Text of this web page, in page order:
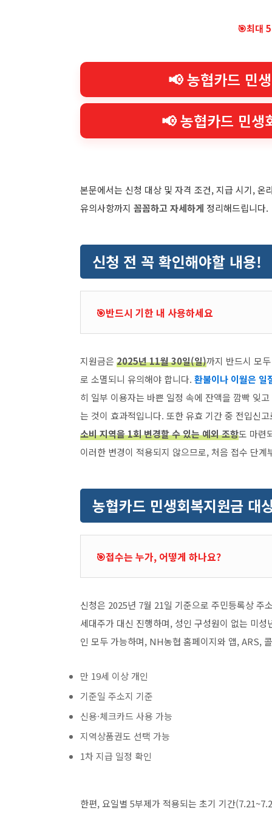
🎯최대
📢 농협카드 민
📢 농협카드 민생
본문에서는 신청 대상 및 자격 조건, 지급 시기, 온
유의사항까지 꼼꼼하고 자세하게 정리해드립니다.
신청 전 꼭 확인해야할 내용!
🎯반드시 기한 내 사용하세요
지원금은 2025년 11월 30일(일)까지 반드시 모
로 소멸되니 유의해야 합니다. 환불이나 이월은 일
히 일부 이용자는 바쁜 일정 속에 잔액을 깜빡 잊
는 것이 효과적입니다. 또한 유효 기간 중 전입신
소비 지역을 1회 변경할 수 있는 예외 조항도 마련
이러한 변경이 적용되지 않으므로, 처음 접수 단
농협카드 민생회복지원금 대
🎯접수는 누가, 어떻게 하나요?
신청은 2025년 7월 21일 기준으로 주민등록상 주
세대주가 대신 진행하며, 성인 구성원이 없는 미
인 모두 가능하며, NH농협 홈페이지와 앱, ARS,
만 19세 이상 개인
기준일 주소지 기준
신용·체크카드 사용 가능
지역상품권도 선택 가능
1차 지급 일정 확인
한편, 요일별 5부제가 적용되는 초기 기간